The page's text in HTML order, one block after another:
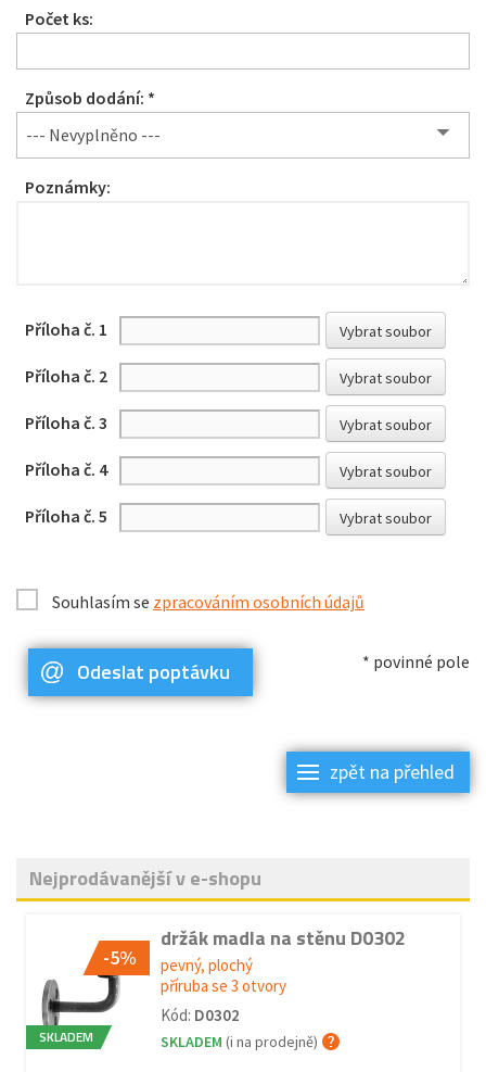
Počet ks:
Způsob dodání: *
--- Nevyplněno ---
Poznámky:
Příloha č. 1 Vybrat soubor
Příloha č. 2 Vybrat soubor
Příloha č. 3 Vybrat soubor
Příloha č. 4 Vybrat soubor
Příloha č. 5 Vybrat soubor
Souhlasím se zpracováním osobních údajů
* povinné pole
Odeslat poptávku
zpět na přehled
Nejprodávanější v e-shopu
-5%
SKLADEM
držák madla na stěnu D0302
pevný, plochý
příruba se 3 otvory
Kód: D0302
SKLADEM (i na prodejně)